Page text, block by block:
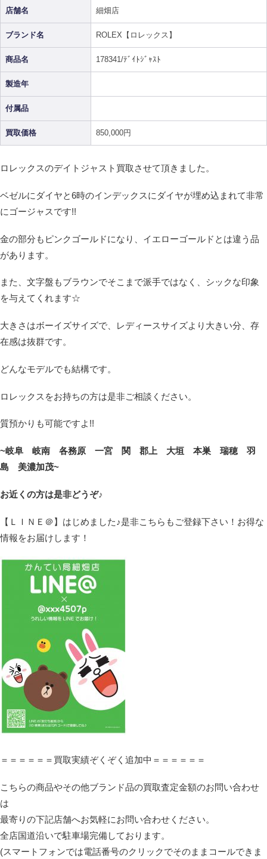
店舗名 細畑店
ブランド名 ROLEX【ロレックス】
商品名 178341/ﾃﾞｲﾄｼﾞｬｽﾄ
製造年
付属品
買取価格 850,000円
ロレックスのデイトジャスト買取させて頂きました。
ベゼルにダイヤと6時のインデックスにダイヤが埋め込まれて非常
にゴージャスです!!
金の部分もピンクゴールドになり、イエローゴールドとは違う品
があります。
また、文字盤もブラウンでそこまで派手ではなく、シックな印象
を与えてくれます☆
大きさはボーイズサイズで、レディースサイズより大きい分、存
在感は抜群です。
どんなモデルでも結構です。
ロレックスをお持ちの方は是非ご相談ください。
質預かりも可能ですよ!!
~岐阜 岐南 各務原 一宮 関 郡上 大垣 本巣 瑞穂 羽
島 美濃加茂~
お近くの方は是非どうぞ♪
【ＬＩＮＥ＠】はじめました♪是非こちらもご登録下さい！お得な
情報をお届けします！
＝＝＝＝＝＝買取実績ぞくぞく追加中＝＝＝＝＝＝
こちらの商品やその他ブランド品の買取査定金額のお問い合わせ
は
最寄りの下記店舗へお気軽にお問い合わせください。
全店国道沿いで駐車場完備しております。
(スマートフォンでは電話番号のクリックでそのままコールできま